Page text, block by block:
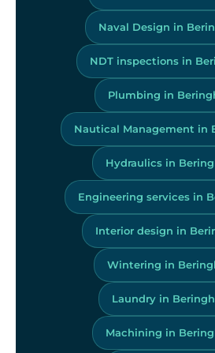
Naval Design in
NDT inspections in
Plumbing in
Nautical Management in
Hydraulics in
Engineering services in
Interior design in
Wintering in
Laundry in
Machining in